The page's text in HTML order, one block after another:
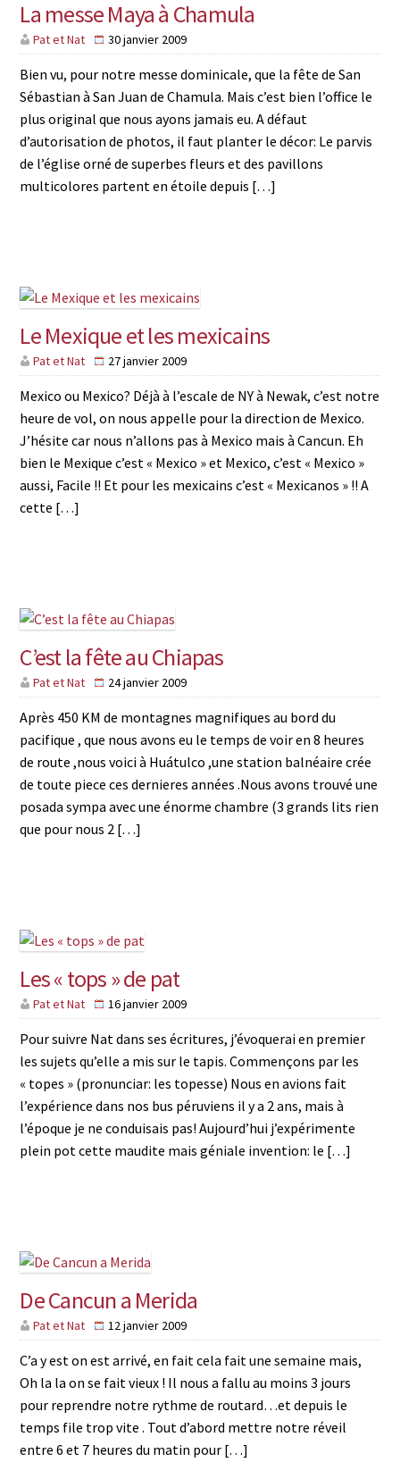
La messe Maya à Chamula
Pat et Nat 30 janvier 2009
Bien vu, pour notre messe dominicale, que la fête de San
Sébastian à San Juan de Chamula. Mais c’est bien l’office le
plus original que nous ayons jamais eu. A défaut
d’autorisation de photos, il faut planter le décor: Le parvis
de l’église orné de superbes fleurs et des pavillons
multicolores partent en étoile depuis […]
Le Mexique et les mexicains
Pat et Nat 27 janvier 2009
Mexico ou Mexico? Déjà à l’escale de NY à Newak, c’est notre
heure de vol, on nous appelle pour la direction de Mexico.
J’hésite car nous n’allons pas à Mexico mais à Cancun. Eh
bien le Mexique c’est « Mexico » et Mexico, c’est « Mexico »
aussi, Facile !! Et pour les mexicains c’est « Mexicanos » !! A
cette […]
C’est la fête au Chiapas
Pat et Nat 24 janvier 2009
Après 450 KM de montagnes magnifiques au bord du
pacifique , que nous avons eu le temps de voir en 8 heures
de route ,nous voici à Huátulco ,une station balnéaire crée
de toute piece ces dernieres années .Nous avons trouvé une
posada sympa avec une énorme chambre (3 grands lits rien
que pour nous 2 […]
Les « tops » de pat
Pat et Nat 16 janvier 2009
Pour suivre Nat dans ses écritures, j’évoquerai en premier
les sujets qu’elle a mis sur le tapis. Commençons par les
« topes » (pronunciar: les topesse) Nous en avions fait
l’expérience dans nos bus péruviens il y a 2 ans, mais à
l’époque je ne conduisais pas! Aujourd’hui j’expérimente
plein pot cette maudite mais géniale invention: le […]
De Cancun a Merida
Pat et Nat 12 janvier 2009
C’a y est on est arrivé, en fait cela fait une semaine mais,
Oh la la on se fait vieux ! Il nous a fallu au moins 3 jours
pour reprendre notre rythme de routard…et depuis le
temps file trop vite . Tout d’abord mettre notre réveil
entre 6 et 7 heures du matin pour […]